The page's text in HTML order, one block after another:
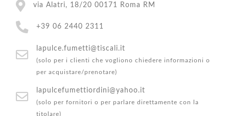
via Alatri, 18/20 00171 Roma RM
+39 06 2440 2311
lapulce.fumetti@tiscali.it
(solo per i clienti che vogliono chiedere informazioni o
per acquistare/prenotare)
lapulcefumettiordini@yahoo.it
(solo per fornitori o per parlare direttamente con la
titolare)